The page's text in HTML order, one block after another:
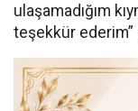
ulaşamadığım
teşekkür ederim”